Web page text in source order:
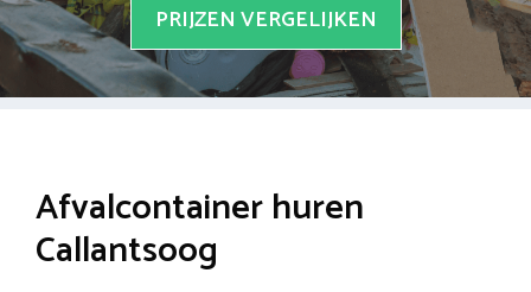
PRIJZEN VERGELIJKEN
Afvalcontainer huren
Callantsoog